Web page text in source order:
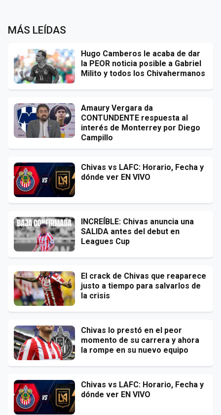
MÁS LEÍDAS
Hugo Camberos le acaba de dar
la PEOR noticia posible a Gabriel
Milito y todos los Chivahermanos
Amaury Vergara da
CONTUNDENTE respuesta al
interés de Monterrey por Diego
Campillo
Chivas vs LAFC: Horario, Fecha y
dónde ver EN VIVO
INCREÍBLE: Chivas anuncia una
SALIDA antes del debut en
Leagues Cup
El crack de Chivas que reaparece
justo a tiempo para salvarlos de
la crisis
Chivas lo prestó en el peor
momento de su carrera y ahora
la rompe en su nuevo equipo
Chivas vs LAFC: Horario, Fecha y
dónde ver EN VIVO